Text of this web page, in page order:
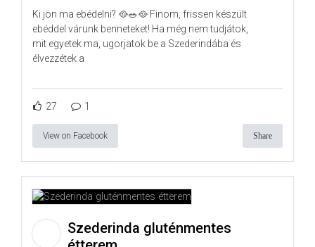
Ki jön ma ebédelni? 🥘🥗🥘 Finom, frissen készült
ebéddel várunk benneteket! Ha még nem tudjátok,
mit egyetek ma, ugorjatok be a Szederindába és
élvezzétek a
27 1
View on Facebook Share
Szederinda gluténmentes